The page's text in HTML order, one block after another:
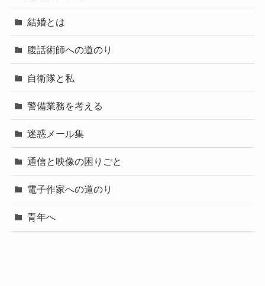
結婚とは
腹話術師への道のり
自衛隊と私
警備業務を考える
迷惑メール集
通信と映像の困りごと
電子作家への道のり
青年へ